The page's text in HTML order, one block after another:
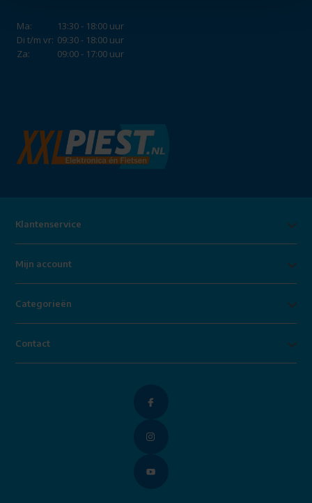
Ma:
13:30 - 18:00 uur
Di t/m vr: 09:30 - 18:00 uur
Za:
09:00 - 17:00 uur
Klantenservice
Mijn account
Categorieën
Contact